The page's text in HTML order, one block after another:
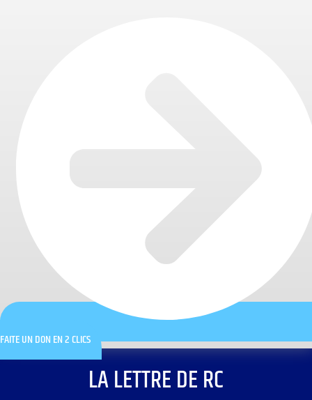
FAITE UN DON EN 2 CLICS
LA LETTRE DE RC